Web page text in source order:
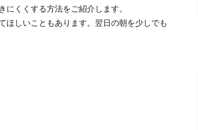
くくする方法をご紹介します。
ほしいこともあります。翌日の朝を少しでも